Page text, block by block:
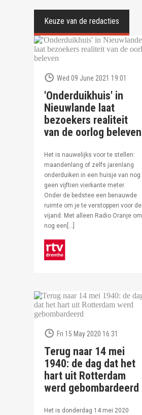
Wed 09 June 2021 19:01
'Onderduikhuis' in
Nieuwlande laat
bezoekers realiteit
van de oorlog beleven
Het is nauwelijks voor te stellen:
maandenlang of zelfs jarenlang
onderduiken in een huisje van nog
geen vijftien vierkante meter.
Onder de bedstee een benauwde
ruimte om je te verstoppen voor de
vijand. Met alleen Radio Oranje om
nog een[…]
Fri 15 May 2020 16:31
Terug naar 14 mei
1940: de dag dat het
hart uit Rotterdam
werd gebombardeerd
Het is donderdag 14 mei 2020